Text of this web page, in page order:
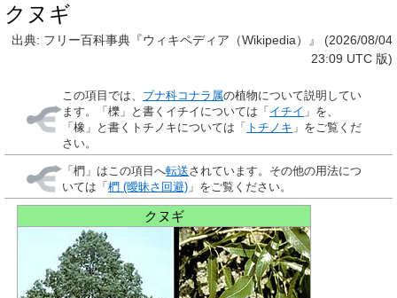
クヌギ
出典: フリー百科事典『ウィキペディア（Wikipedia）』 (2026/08/04
23:09 UTC 版)
この項目では、 ブナ科コナラ属の植物について説明してい
ます。「櫟」と書くイチイについては「 イチイ 」を、
「橡」と書くトチノキについては「
トチノキ 」をご覧くだ
さい。
「椚 」はこの項目へ転送されています。その他の用法につ
いては「椚 (曖昧さ回避) 」をご覧ください。
クヌギ